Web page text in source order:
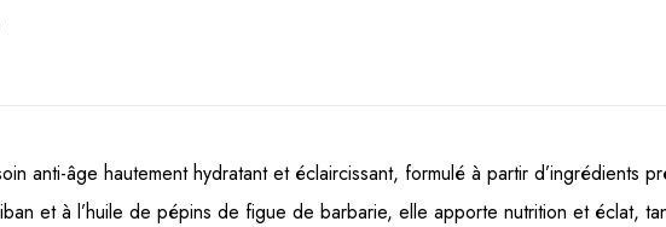
anti-âge hautement hydratant et éclaircissant, formulé à partir d’ingrédients
et à l’huile de pépins de figue de barbarie, elle apporte nutrition et éclat,